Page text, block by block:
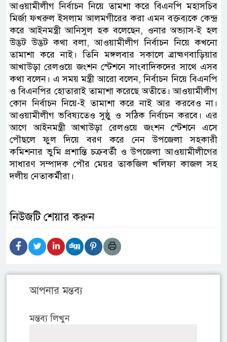
আওয়ামীলীগ নির্বাচন নিয়ে তামশা করে বিএনপি মহাসচিব
মির্জা ফখরুল ইসলাম আলমগীরের করা এমন বক্তব্যকে কেন্দ্র
করে আইনমন্ত্রী আনিসুল হক বলেছেন, ওনার অভ্যাস-ই হল
উদ্ভট উদ্ভট কথা বলা, আওয়ামীলীগ নির্বাচন নিয়ে কখনো
তামাশা করে নাই। তিনি মঙ্গলবার সকালে ব্রাহ্মণবাড়িয়ার
আখাউড়া রেলওয়ে জংশন স্টেশনে সাংবাদিকদের সাথে এসব
কথা বলেন। এ সময় মন্ত্রী আরো বলেন, নির্বাচন নিয়ে বিএনপি
ও বিএনপির হোতারাই তামাশা করেছে অতীতে। আওয়ামীলীগ
কোন নির্বাচন নিয়ে-ই তামাশা করে নাই আর করবেও না।
আওয়ামীলীগ ভবিষ্যতেও সুষ্ঠু ও সঠিক নির্বাচন করবে। এর
আগে আইনমন্ত্রী আখাউড়া রেলওয়ে জংশন স্টেশনে এসে
পৌছলে ফুল দিয়ে বরণ করে নেন উপজেলা সহকারী
কমিশনার ভুমি প্রশান্তি চক্রবর্তী ও উপজেলা আওয়ামীলীগের
সাধারণ সম্পাদক পৌর মেয়র তাকজিল খলিফা কাজল সহ
দলীয় নেতাকর্মীরা।
নিউজটি শেয়ার করুন
আপনার মন্তব্য
মন্তব্য লিখুন